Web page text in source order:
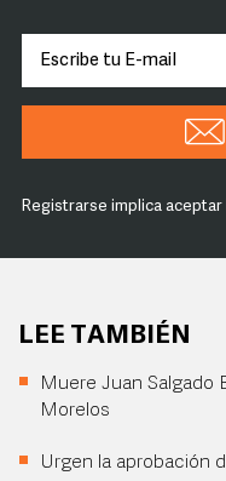
Registrarse implica aceptar
LEE TAMBIÉN
Muere Juan Salgado
Morelos
Urgen la aprobación